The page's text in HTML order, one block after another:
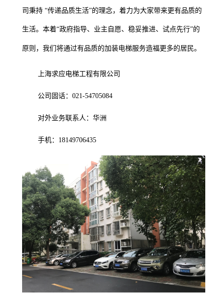
司秉持 “传递品质生活”的理念，着力为大家带来更有品质的
生活。本着“政府指导、业主自愿、稳妥推进、试点先行”的
原则，我们将通过有品质的加装电梯服务造福更多的居民。
上海求应电梯工程有限公司
公司固话：021-54705084
对外业务联系人：华洲
手机：18149706435